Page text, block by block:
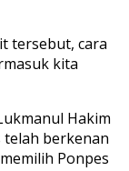
tersebut, cara
kita
Hakim
telah berkenan
Ponpes